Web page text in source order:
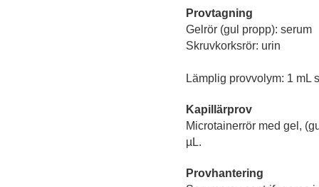
Provtagning
Gelrör (gul propp): serum
Skruvkorksrör: urin
Lämplig provvolym: 1 mL
Kapillärprov
Microtainerrör med gel,
µL.
Provhantering